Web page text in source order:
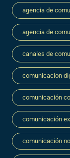
agencia de
agencia de
canales de
comunicacion
comunicación
comunicación
comunicación